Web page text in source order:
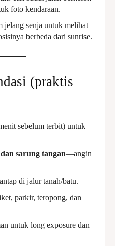
foto kendaraan.
jelang senja untuk melihat
berbeda dari sunrise.
(praktis
sebelum terbit) untuk
sarung tangan—angin
di jalur tanah/batu.
parkir, teropong, dan
untuk long exposure dan